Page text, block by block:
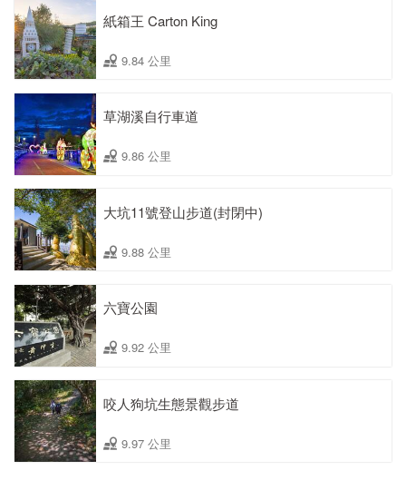
紙箱王 Carton King
9.84 公里
草湖溪自行車道
9.86 公里
大坑11號登山步道(封閉中)
9.88 公里
六寶公園
9.92 公里
咬人狗坑生態景觀步道
9.97 公里